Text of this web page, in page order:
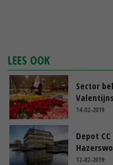
LEES OOK
Sector
14-02-2019
Depot
12-02-2019